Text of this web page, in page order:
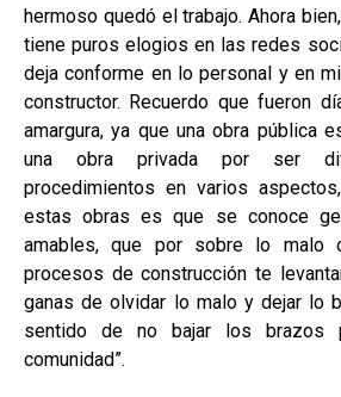
hermoso quedó el trabajo. Ahora
tiene puros elogios en las redes
deja conforme en lo personal y en
constructor. Recuerdo que fueron
amargura, ya que una obra pública
una obra privada por ser
procedimientos en varios
estas obras es que se conoce
amables, que por sobre lo
procesos de construcción te
ganas de olvidar lo malo y dejar lo
sentido de no bajar los
comunidad”.